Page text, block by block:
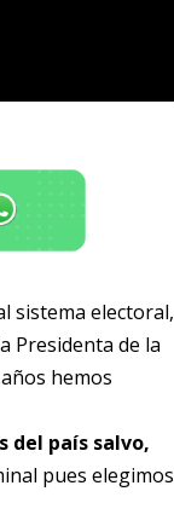
sistema electoral,
Presidenta de la
hemos
del país salvo,
pues elegimos